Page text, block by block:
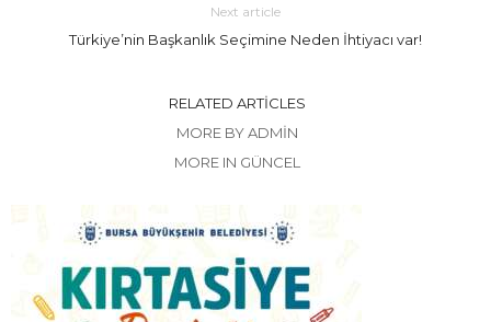
Next article
Türkiye’nin Başkanlık Seçimine Neden İhtiyacı var!
RELATED ARTICLES
MORE BY ADMIN
MORE IN GÜNCEL